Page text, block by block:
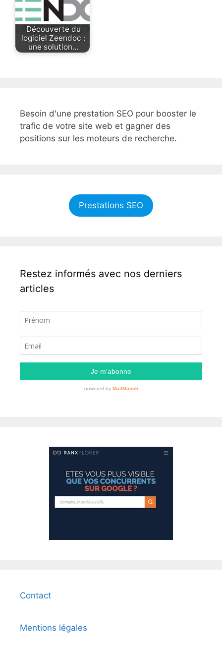
Découverte du
logiciel Zeendoc :
une solution…
Besoin d'une prestation SEO pour booster le
trafic de votre site web et gagner des
positions sur les moteurs de recherche.
Prestations SEO
Restez informés avec nos derniers
articles
Contact
Mentions légales